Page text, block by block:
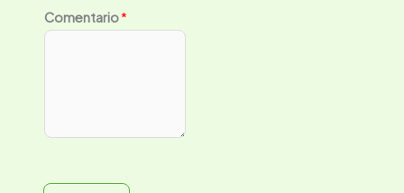
Comentario*